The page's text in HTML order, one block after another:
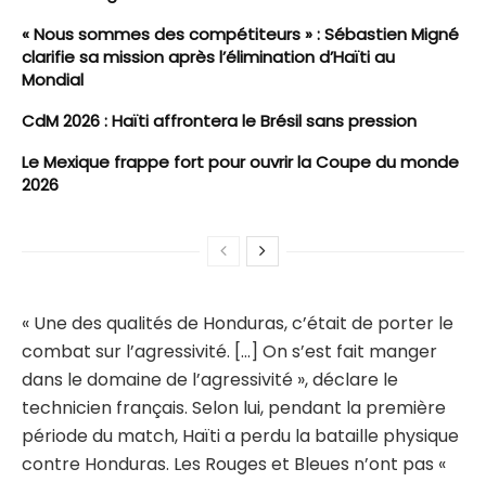
« Nous sommes des compétiteurs » : Sébastien Migné
clarifie sa mission après l’élimination d’Haïti au
Mondial
CdM 2026 : Haïti affrontera le Brésil sans pression
Le Mexique frappe fort pour ouvrir la Coupe du monde
2026
« Une des qualités de Honduras, c’était de porter le
combat sur l’agressivité. […] On s’est fait manger
dans le domaine de l’agressivité », déclare le
technicien français. Selon lui, pendant la première
période du match, Haïti a perdu la bataille physique
contre Honduras. Les Rouges et Bleues n’ont pas «